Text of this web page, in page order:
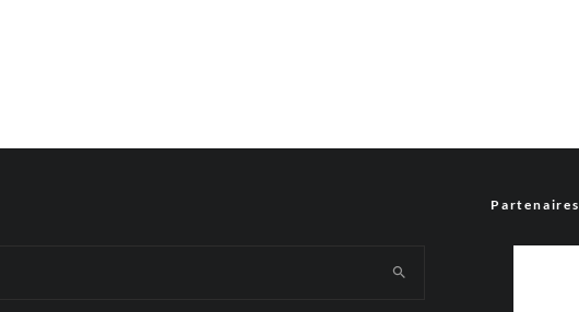
Partenaires